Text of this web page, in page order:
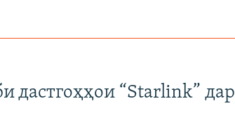
дастгоҳҳои “Starlink” дар